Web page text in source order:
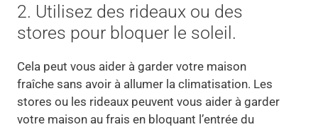
2. Utilisez des rideaux ou des
stores pour bloquer le soleil.
Cela peut vous aider à garder votre maison
fraîche sans avoir à allumer la climatisation. Les
stores ou les rideaux peuvent vous aider à garder
votre maison au frais en bloquant l’entrée du